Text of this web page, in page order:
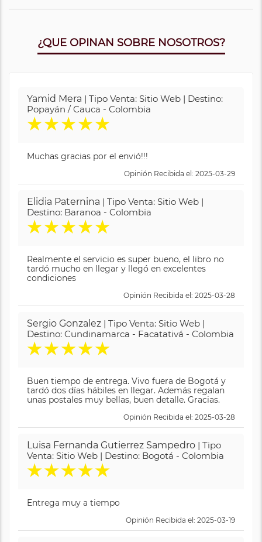
¿QUE OPINAN SOBRE NOSOTROS?
Yamid Mera | Tipo Venta: Sitio Web | Destino:
Popayán / Cauca - Colombia
★★★★★
Muchas gracias por el envió!!!
Opinión Recibida el: 2025-03-29
Elidia Paternina | Tipo Venta: Sitio Web |
Destino: Baranoa - Colombia
★★★★★
Realmente el servicio es super bueno, el libro no
tardó mucho en llegar y llegó en excelentes
condiciones
Opinión Recibida el: 2025-03-28
Sergio Gonzalez | Tipo Venta: Sitio Web |
Destino: Cundinamarca - Facatativá - Colombia
★★★★★
Buen tiempo de entrega. Vivo fuera de Bogotá y
tardó dos días hábiles en llegar. Además regalan
unas postales muy bellas, buen detalle. Gracias.
Opinión Recibida el: 2025-03-28
Luisa Fernanda Gutierrez Sampedro | Tipo
Venta: Sitio Web | Destino: Bogotá - Colombia
★★★★★
Entrega muy a tiempo
Opinión Recibida el: 2025-03-19